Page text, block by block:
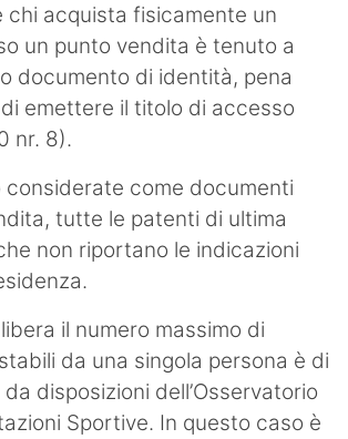
chi acquista fisicamente un
un punto vendita è tenuto a
documento di identità, pena
di emettere il titolo di accesso
nr. 8).
considerate come documenti
tutte le patenti di ultima
non riportano le indicazioni
il numero massimo di
da una singola persona è di
disposizioni dell’Osservatorio
Sportive. In questo caso è